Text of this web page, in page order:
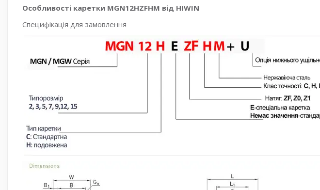
Особливості каретки MGN12HZFHM від HIWIN
Специфікація для замовлення